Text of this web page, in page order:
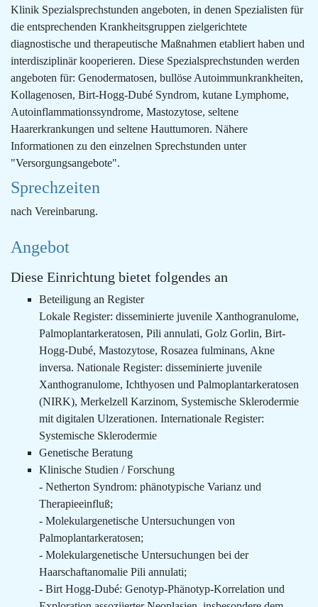
Klinik Spezialsprechstunden angeboten, in denen Spezialisten für
die entsprechenden Krankheitsgruppen zielgerichtete
diagnostische und therapeutische Maßnahmen etabliert haben und
interdisziplinär kooperieren. Diese Spezialsprechstunden werden
angeboten für: Genodermatosen, bullöse Autoimmunkrankheiten,
Kollagenosen, Birt-Hogg-Dubé Syndrom, kutane Lymphome,
Autoinflammationssyndrome, Mastozytose, seltene
Haarerkrankungen und seltene Hauttumoren. Nähere
Informationen zu den einzelnen Sprechstunden unter
"Versorgungsangebote".
Sprechzeiten
nach Vereinbarung.
Angebot
Diese Einrichtung bietet folgendes an
Beteiligung an Register
Lokale Register: disseminierte juvenile Xanthogranulome,
Palmoplantarkeratosen, Pili annulati, Golz Gorlin, Birt-
Hogg-Dubé, Mastozytose, Rosazea fulminans, Akne
inversa. Nationale Register: disseminierte juvenile
Xanthogranulome, Ichthyosen und Palmoplantarkeratosen
(NIRK), Merkelzell Karzinom, Systemische Sklerodermie
mit digitalen Ulzerationen. Internationale Register:
Systemische Sklerodermie
Genetische Beratung
Klinische Studien / Forschung
- Netherton Syndrom: phänotypische Varianz und
Therapieeinfluß;
- Molekulargenetische Untersuchungen von
Palmoplantarkeratosen;
- Molekulargenetische Untersuchungen bei der
Haarschaftanomalie Pili annulati;
- Birt Hogg-Dubé: Genotyp-Phänotyp-Korrelation und